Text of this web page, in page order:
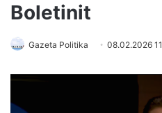
Boletinit
Gazeta Politika 08.02.2026